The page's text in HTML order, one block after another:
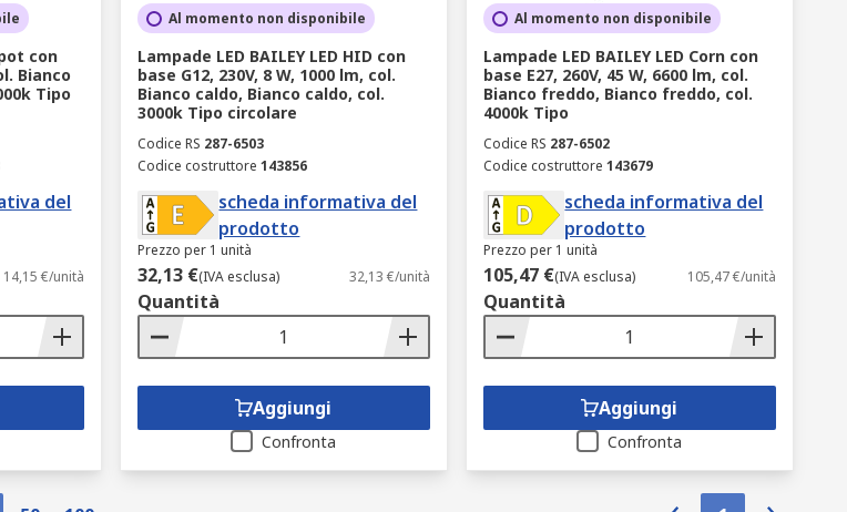
con
Bianco
Tipo
del
14,15 €/unità
Al momento non disponibile
Lampade LED BAILEY LED HID con
base G12, 230V, 8 W, 1000 lm, col.
Bianco caldo, Bianco caldo, col.
3000k Tipo circolare
Codice RS 287-6503
Codice costruttore 143856
scheda informativa del
prodotto
Prezzo per 1 unità
32,13 €(IVA esclusa) 32,13 €/unità
Quantità
Aggiungi
Confronta
Al momento non disponibile
Lampade LED BAILEY LED Corn con
base E27, 260V, 45 W, 6600 lm, col.
Bianco freddo, Bianco freddo, col.
4000k Tipo
Codice RS 287-6502
Codice costruttore 143679
scheda informativa del
prodotto
Prezzo per 1 unità
105,47 €(IVA esclusa) 105,47 €/unità
Quantità
Aggiungi
Confronta